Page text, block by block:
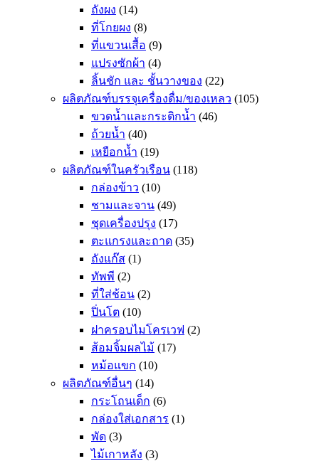
ถังผง (14)
ที่โกยผง (8)
ที่แขวนเสื้อ (9)
แปรงซักผ้า (4)
ลิ้นชัก และ ชั้นวางของ (22)
ผลิตภัณฑ์บรรจุเครื่องดื่ม/ของเหลว (105)
ขวดน้ำและกระติกน้ำ (46)
ถ้วยน้ำ (40)
เหยือกน้ำ (19)
ผลิตภัณฑ์ในครัวเรือน (118)
กล่องข้าว (10)
ชามและจาน (49)
ชุดเครื่องปรุง (17)
ตะแกรงและถาด (35)
ถังแก๊ส (1)
ทัพพี (2)
ที่ใส่ช้อน (2)
ปิ่นโต (10)
ฝาครอบไมโครเวฟ (2)
ส้อมจิ้มผลไม้ (17)
หม้อแขก (10)
ผลิตภัณฑ์อื่นๆ (14)
กระโถนเด็ก (6)
กล่องใส่เอกสาร (1)
พัด (3)
ไม้เกาหลัง (3)